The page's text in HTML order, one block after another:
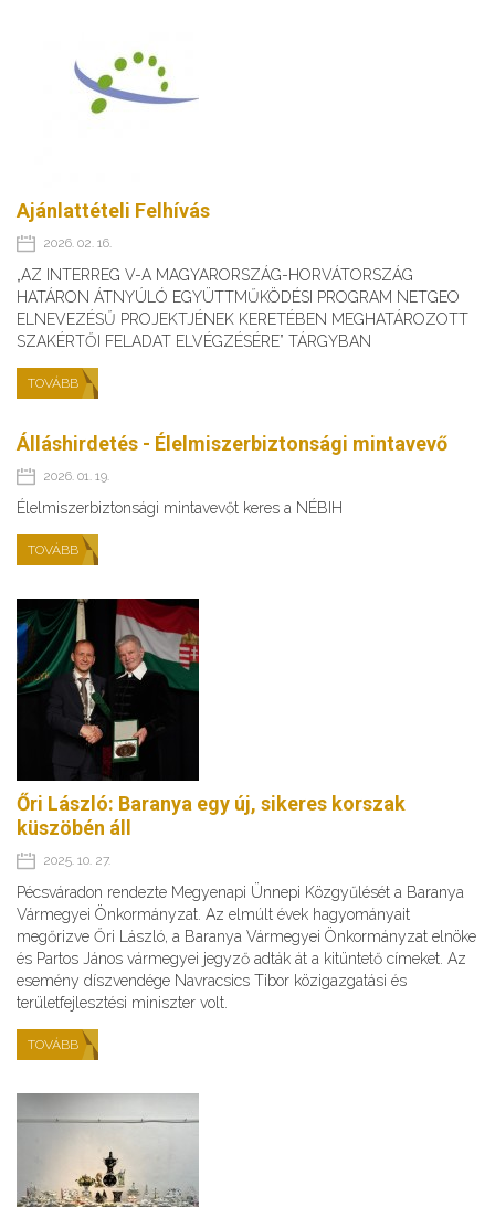
Ajánlattételi Felhívás
2026. 02. 16.
„AZ INTERREG V-A MAGYARORSZÁG-HORVÁTORSZÁG
HATÁRON ÁTNYÚLÓ EGYÜTTMŰKÖDÉSI PROGRAM NETGEO
ELNEVEZÉSŰ PROJEKTJÉNEK KERETÉBEN MEGHATÁROZOTT
SZAKÉRTŐI FELADAT ELVÉGZÉSÉRE” TÁRGYBAN
TOVÁBB
Álláshirdetés - Élelmiszerbiztonsági mintavevő
2026. 01. 19.
Élelmiszerbiztonsági mintavevőt keres a NÉBIH
TOVÁBB
Őri László: Baranya egy új, sikeres korszak
küszöbén áll
2025. 10. 27.
Pécsváradon rendezte Megyenapi Ünnepi Közgyűlését a Baranya
Vármegyei Önkormányzat. Az elmúlt évek hagyományait
megőrizve Őri László, a Baranya Vármegyei Önkormányzat elnöke
és Partos János vármegyei jegyző adták át a kitüntető címeket. Az
esemény díszvendége Navracsics Tibor közigazgatási és
területfejlesztési miniszter volt.
TOVÁBB